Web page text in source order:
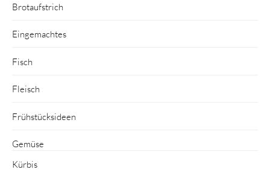
Brotaufstrich
Eingemachtes
Fisch
Fleisch
Frühstücksideen
Gemüse
Kürbis